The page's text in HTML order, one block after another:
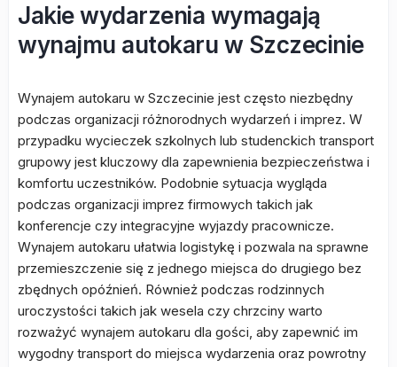
Jakie wydarzenia wymagają
wynajmu autokaru w Szczecinie
Wynajem autokaru w Szczecinie jest często niezbędny
podczas organizacji różnorodnych wydarzeń i imprez. W
przypadku wycieczek szkolnych lub studenckich transport
grupowy jest kluczowy dla zapewnienia bezpieczeństwa i
komfortu uczestników. Podobnie sytuacja wygląda
podczas organizacji imprez firmowych takich jak
konferencje czy integracyjne wyjazdy pracownicze.
Wynajem autokaru ułatwia logistykę i pozwala na sprawne
przemieszczenie się z jednego miejsca do drugiego bez
zbędnych opóźnień. Również podczas rodzinnych
uroczystości takich jak wesela czy chrzciny warto
rozważyć wynajem autokaru dla gości, aby zapewnić im
wygodny transport do miejsca wydarzenia oraz powrotny